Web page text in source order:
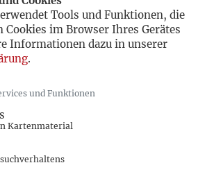
Tools und Funktionen, die
Cookies im Browser Ihres Gerätes
Informationen dazu in unserer
.
und Funktionen
Kartenmaterial